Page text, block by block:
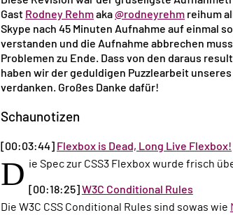
Gast Rodney Rehmaka @rodneyrehm reihum
Skype nach 45 Minuten Aufnahme auf einmal
verstanden und die Aufnahme abbrechen
Problemen zu Ende. Dass von den daraus
haben wir der geduldigen Puzzlearbeit
verdanken. Großes Danke dafür!
Schaunotizen
[00:03:44] Flexbox is Dead, Long Live Flexbox!
D ie Spec zur CSS3 Flexbox wurde frisch
[00:18:25] W3C Conditional Rules
Die W3C CSS Conditional Rules sind sowas wie